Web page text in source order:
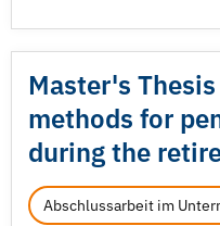
Master's
methods for
during the
Abschlussarbeit im